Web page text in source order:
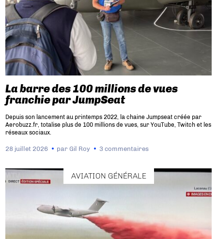
La barre des 100 millions de vues
franchie par JumpSeat
Depuis son lancement au printemps 2022, la chaine Jumpseat créée par
Aerobuzz.fr, totalise plus de 100 millions de vues, sur YouTube, Twitch et les
réseaux sociaux.
28 juillet 2026 par Gil Roy 3 commentaires
AVIATION GÉNÉRALE